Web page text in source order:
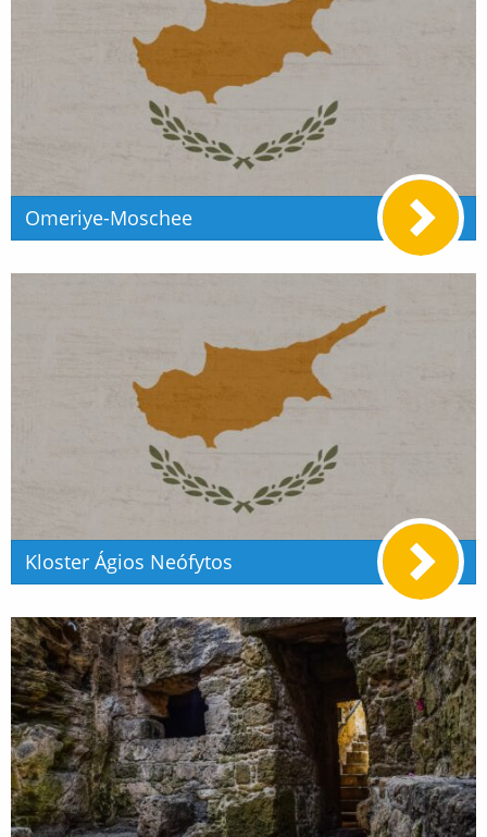
Omeriye-Moschee
Kloster Ágios Neófytos